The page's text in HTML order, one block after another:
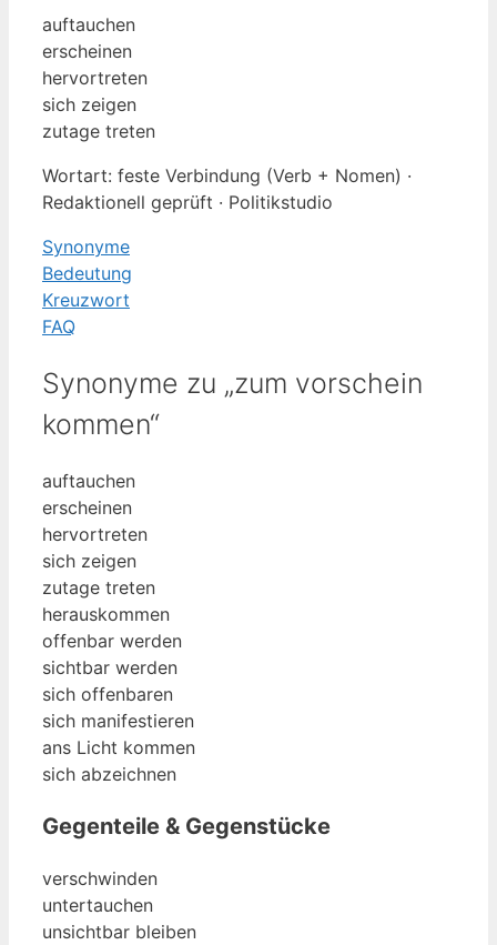
auftauchen
erscheinen
hervortreten
sich zeigen
zutage treten
Wortart: feste Verbindung (Verb + Nomen) ·
Redaktionell geprüft · Politikstudio
Synonyme
Bedeutung
Kreuzwort
FAQ
Synonyme zu „zum vorschein
kommen“
auftauchen
erscheinen
hervortreten
sich zeigen
zutage treten
herauskommen
offenbar werden
sichtbar werden
sich offenbaren
sich manifestieren
ans Licht kommen
sich abzeichnen
Gegenteile & Gegenstücke
verschwinden
untertauchen
unsichtbar bleiben